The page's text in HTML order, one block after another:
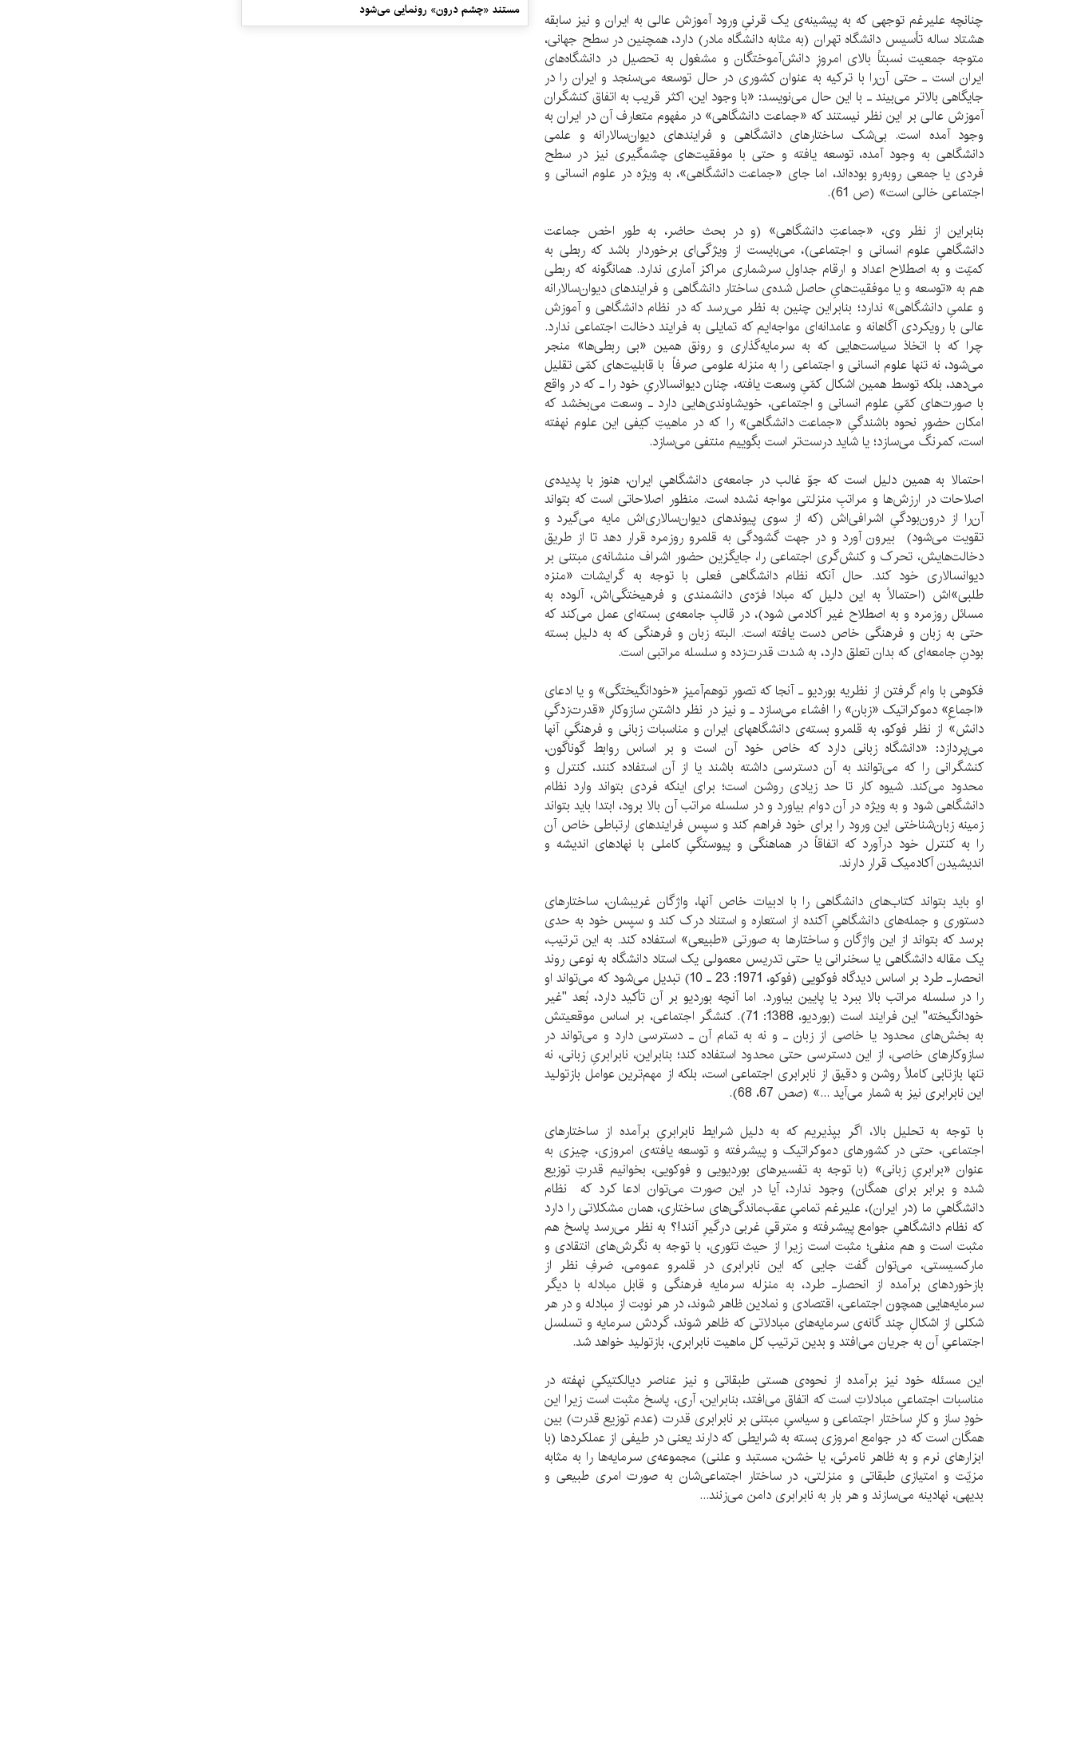
چنانچه علیرغم توجهی که به پیشینه‌ی یک قرنیِ ورود آموزش عالی به ایران و نیز سابقه
هشتاد ساله تأسیس دانشگاه تهران (به مثابه دانشگاه مادر) دارد، همچنین در سطح جهانی،
متوجه جمعیت نسبتاً بالای امروزِ دانش‌آموختگان و مشغول به تحصیل در دانشگاه‌های
ایران است ـ حتی آن‌را با ترکیه به عنوان کشوری در حال توسعه می‌سنجد و ایران را در
جایگاهی بالاتر می‌بیند ـ با این حال می‌نویسد: «با وجود این، اکثر قریب به اتفاق کنشگران
آموزش عالی بر این نظر نیستند که «جماعت دانشگاهی» در مفهوم متعارف آن در ایران به
وجود آمده است. بی‌شک ساختارهای دانشگاهی و فرایندهای دیوان‌سالارانه و علمی
دانشگاهی به وجود آمده، توسعه یافته و حتی با موفقیت‌های چشمگیری نیز در سطح
فردی یا جمعی روبه‌رو بوده‌اند، اما جای «جماعت دانشگاهی»، به ویژه در علوم انسانی و
اجتماعی خالی است» (ص 61).
بنابراین از نظر وی، «جماعتِ دانشگاهی» (و در بحث حاضر، به طور اخص جماعت
دانشگاهیِ علوم انسانی و اجتماعی)، می‌بایست از ویژگی‌ای برخوردار باشد که ربطی به
کمیّت و به اصطلاح اعداد و ارقام جداولِ سرشماری مراکز آماری ندارد. همانگونه که ربطی
هم به «توسعه و یا موفقیت‌هایِ حاصل شده‌ی ساختار دانشگاهی و فرایندهای دیوان‌سالارانه
و علمیِ دانشگاهی» ندارد؛ بنابراین چنین به نظر می‌رسد که در نظام دانشگاهی و آموزش
عالی با رویکردی آگاهانه و عامدانه‌ای مواجه‌ایم که تمایلی به فرایند دخالت اجتماعی ندارد.
چرا که با اتخاذ سیاست‌هایی که به سرمایه‌گذاری و رونق همین «بی‌ ربطی‌ها» منجر
می‌شود، نه تنها علوم انسانی و اجتماعی را به منزله علومی صرفاً با قابلیت‌های کمّی تقلیل
می‌دهد، بلکه توسط همین اشکال کمّیِ وسعت یافته، چنان دیوانسالاریِ خود را ـ که در واقع
با صورت‌های کمّیِ علوم انسانی و اجتماعی، خویشاوندی‌هایی دارد ـ وسعت می‌بخشد که
امکان حضورِ نحوه باشندگیِ «جماعت دانشگاهی» را که در ماهیتِ کیّفی این علوم نهفته
است، کمرنگ می‌سازد؛ یا شاید درست‌تر است بگوییم منتفی می‌سازد.
احتمالا به همین دلیل است که جوّ غالب در جامعه‌ی دانشگاهیِ ایران، هنوز با پدیده‌ی
اصلاحات در ارزش‌ها و مراتبِ منزلتی مواجه نشده است. منظور اصلاحاتی است که بتواند
آن‌را از درون‌بودگی‌ِ اشرافی‌اش (که از سوی پیوندهای دیوان‌سالاری‌اش مایه می‌گیرد و
تقویت می‌شود) بیرون آورد و در جهت گشودگی به قلمرو روزمره قرار دهد تا از طریق
دخالت‌هایش، تحرک و کنش‌گری اجتماعی را، جایگزین حضور اشراف منشانه‌ی مبتنی بر
دیوانسالاری خود کند. حال آنکه نظام دانشگاهی فعلی با توجه به گرایشات «منزه
طلبی‌»اش (احتمالاً به این دلیل که مبادا فرّه‌ی دانشمندی و فرهیختگی‌اش، آلوده به
مسائل روزمره و به اصطلاح غیر آکادمی شود)، در قالبِ جامعه‌‌ی بسته‌ای عمل می‌کند که
حتی به زبان و فرهنگی خاص دست یافته است. البته زبان و فرهنگی که به دلیل بسته
بودنِ جامعه‌ای که بدان تعلق دارد، به شدت قدرت‌زده و سلسله مراتبی است.
فکوهی با وام گرفتن از نظریه بوردیو ـ آنجا که تصورِ توهم‌آمیزِ «خودانگیختگی» و یا ادعای
«اجماعِ» دموکراتیک «زبان» را افشاء می‌سازد ـ و نیز در نظر داشتنِ سازوکارِ «قدرت‌زدگیِ
دانش» از نظر فوکو، به قلمرو بسته‌ی دانشگاههای ایران و مناسبات زبانی و فرهنگیِ آنها
می‌پردازد: «دانشگاه زبانی دارد که خاص خود آن است و بر اساس روابط گوناگون،
کنشگرانی را که می‌توانند به آن دسترسی داشته باشند یا از آن استفاده کنند، کنترل و
محدود می‌کند. شیوه کار تا حد زیادی روشن است؛ برای اینکه فردی بتواند وارد نظام
دانشگاهی شود و به ویژه در آن دوام بیاورد و در سلسله مراتب آن بالا برود، ابتدا باید بتواند
زمینه زبان‌شناختی این ورود را برای خود فراهم کند و سپس فرایندهای ارتباطی خاص آن
را به کنترل خود درآورد که اتفاقاً در هماهنگی و پیوستگیِ کاملی با نهادهای اندیشه و
اندیشیدن آکادمیک قرار دارند.
او باید بتواند کتاب‌های دانشگاهی را با ادبیات خاص آنها، واژگان غریبشان، ساختارهای
دستوری و جمله‌های دانشگاهیِ آکنده از استعاره و استناد درک کند و سپس خود به حدی
برسد که بتواند از این واژگان و ساختارها به صورتی «طبیعی» استفاده کند. به این ترتیب،
یک مقاله دانشگاهی یا سخنرانی یا حتی تدریس معمولی یک استاد دانشگاه به نوعی روند
انحصارـ طرد بر اساس دیدگاه فوکویی (فوکو، 1971: 23 ـ 10) تبدیل می‌شود که می‌تواند او
را در سلسله مراتب بالا ببرد یا پایین بیاورد. اما آنچه بوردیو بر آن تأکید دارد، بُعد "غیر
خودانگیخته" این فرایند است (بوردیو، 1388: 71). کنشگر اجتماعی، بر اساس موقعیتش
به بخش‌های محدود یا خاصی از زبان ـ و نه به تمام آن ـ دسترسی دارد و می‌تواند در
سازوکارهای خاصی، از این دسترسی حتی محدود استفاده کند؛ بنابراین، نابرابریِ زبانی، نه
تنها بازتابی کاملاً روشن و دقیق از نابرابری اجتماعی است، بلکه از مهم‌ترین عوامل بازتولید
این نابرابری نیز به شمار می‌آید ...» (صص 67، 68).
با توجه به تحلیل بالا، اگر بپذیریم که به دلیل شرایط نابرابری‌ِ برآمده از ساختارهای
اجتماعی، حتی در کشورهای دموکراتیک و پیشرفته و توسعه یافته‌ی امروزی، چیزی به
عنوان «برابریِ زبانی» (با توجه به تفسیرهای بوردیویی و فوکویی، بخوانیم قدرتِ توزیع
شده و برابر برای همگان) وجود ندارد، آیا در این صورت می‌توان ادعا کرد که نظام
دانشگاهیِ ما (در ایران)، علیرغم تمامیِ عقب‌ماندگی‌های ساختاری، همان مشکلاتی را دارد
که نظام دانشگاهیِ جوامع پیشرفته و مترقیِ غربی درگیرِ آنند!؟ به نظر می‌رسد پاسخ هم
مثبت است و هم منفی؛ مثبت است زیرا از حیث تئوری، با توجه به نگرش‌های انتقادی و
مارکسیستی، می‌توان گفت جایی که این نابرابری در قلمرو عمومی، صَرف‌ِ نظر از
بازخوردهای برآمده از انحصارـ طرد، به منزله سرمایه فرهنگی و قابل مبادله با دیگر
سرمایه‌هایی همچون اجتماعی، اقتصادی و نمادین ظاهر ‌‌شوند، در هر نوبت از مبادله و در هر
شکلی از اشکالِ چند گانه‌‌ی سرمایه‌های مبادلاتی که ظاهر شوند، گردش سرمایه و تسلسل
اجتماعیِ آن به جریان می‌افتد و بدین ترتیب کل ماهیت نابرابری،‌ بازتولید خواهد شد.
این مسئله خود نیز برآمده از نحوه‌ی هستی طبقاتی و نیز عناصر دیالکتیکیِ نهفته در
مناسبات اجتماعیِ مبادلاتِ است که اتفاق می‌افتد، بنابراین، آری، پاسخ مثبت است زیرا این
خودِ ساز و کارِ ساختار اجتماعی و سیاسیِ مبتنی بر نابرابری قدرت (عدم توزیع قدرت) بین
همگان است که در جوامع امروزی بسته به شرایطی که دارند یعنی در طیفی از عملکردها (با
ابزارهای نرم و به ظاهر نامرئی، یا خشن، مستبد و علنی) مجموعه‌ی سرمایه‌ها را به مثابه
مزیّت و امتیازی طبقاتی و منزلتی، در ساختار اجتماعی‌شان به صورت امری طبیعی و
بدیهی، نهادینه می‌سازند و هر بار به نابرابری دامن می‌زنند...
مستند «چشم درون» رونمایی می‌شود